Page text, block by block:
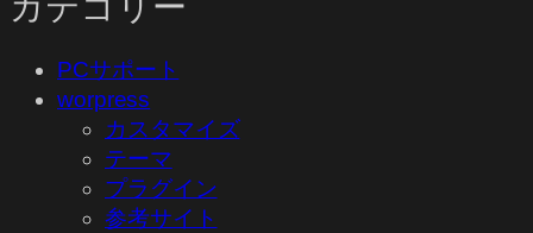
い
せ
に
関
す
る
情
報
PCサポート
worpress
カスタマイズ
テーマ
プラグイン
参考サイト